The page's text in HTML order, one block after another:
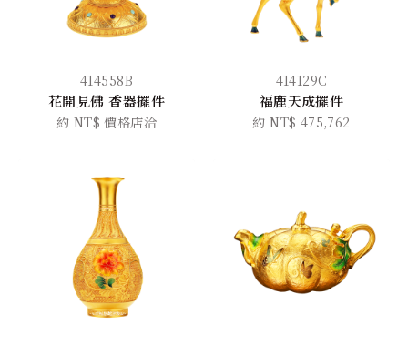
414558B
花開見佛 香器擺件
約 NT$ 價格店洽
414129C
福鹿天成擺件
約 NT$ 475,762